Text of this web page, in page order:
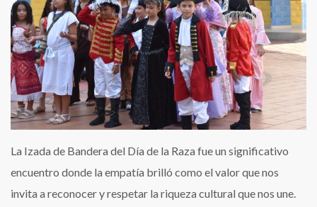
La Izada de Bandera del Día de la Raza fue un significativo
encuentro donde la empatía brilló como el valor que nos
invita a reconocer y respetar la riqueza cultural que nos une.